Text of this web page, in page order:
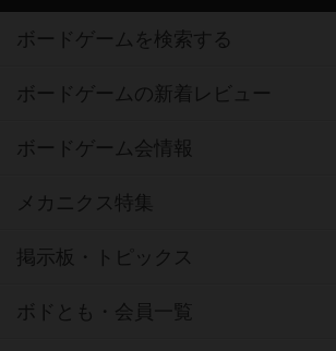
ボードゲームを検索する
ボードゲームの新着レビュー
ボードゲーム会情報
メカニクス特集
掲示板・トピックス
ボドとも・会員一覧